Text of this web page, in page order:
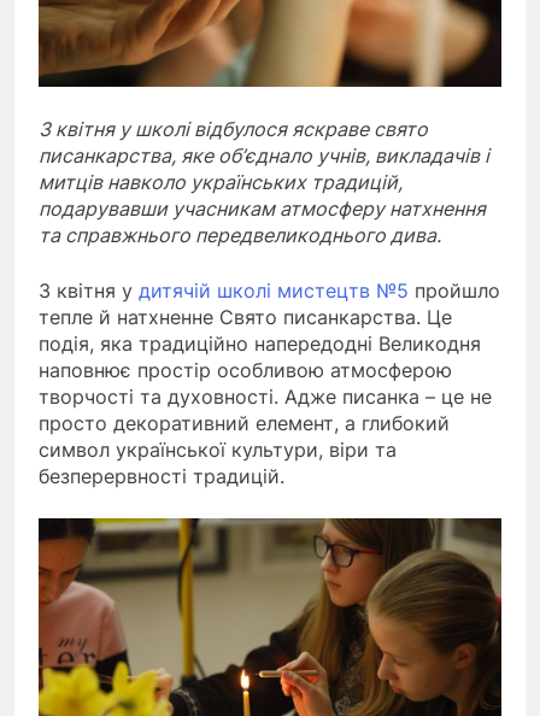
3 квітня у школі відбулося яскраве свято
писанкарства, яке об’єднало учнів, викладачів і
митців навколо українських традицій,
подарувавши учасникам атмосферу натхнення
та справжнього передвеликоднього дива.
3 квітня у дитячій школі мистецтв №5 пройшло
тепле й натхненне Свято писанкарства. Це
подія, яка традиційно напередодні Великодня
наповнює простір особливою атмосферою
творчості та духовності. Адже писанка – це не
просто декоративний елемент, а глибокий
символ української культури, віри та
безперервності традицій.